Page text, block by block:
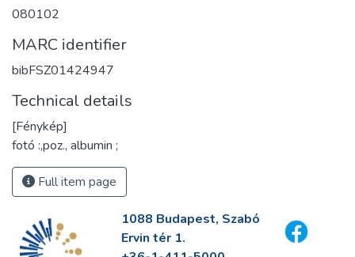
080102
MARC identifier
bibFSZ01424947
Technical details
[Fénykép]
fotó :,poz., albumin ;
Full item page
1088 Budapest, Szabó
Ervin tér 1.